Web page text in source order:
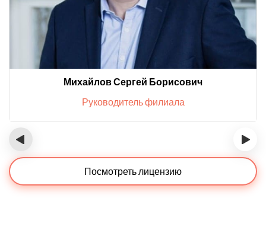
Михайлов Сергей Борисович
Руководитель филиала
‹ ›
Посмотреть лицензию